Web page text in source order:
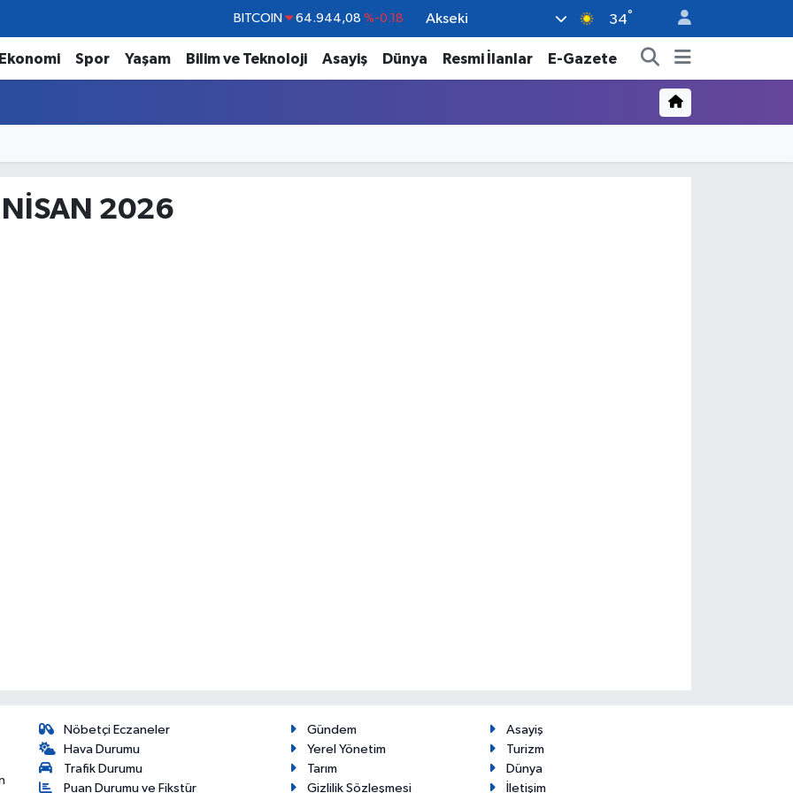
BITCOIN 64.944,08 %-0.18
DOLAR 47,7436 %0.18
EURO 55,2510 %0.32
Akseki 34°
Ekonomi Spor Yaşam Bilim ve Teknoloji Asayiş Dünya Resmi İlanlar E-Gazete
NİSAN 2026
Nöbetçi Eczaneler
Hava Durumu
Trafik Durumu
Puan Durumu ve Fikstür
Gündem
Asayiş
Yerel Yönetim
Turizm
Tarım
Dünya
Gizlilik Sözleşmesi
İletişim